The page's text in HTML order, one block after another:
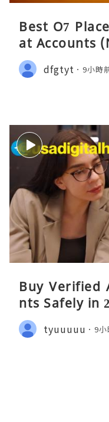
Best O7
at Accounts
dfgtyt 9小時
Buy Verified
nts Safely in
tyuuuuu 9小